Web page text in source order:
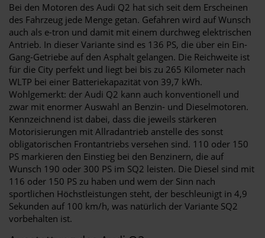
Bei den Motoren des Audi Q2 hat sich seit dem Erscheinen
des Fahrzeug jede Menge getan. Gefahren wird auf Wunsch
auch als e-tron und damit mit einem durchweg elektrischen
Antrieb. In dieser Variante sind es 136 PS, die über ein Ein-
Gang-Getriebe auf den Asphalt gelangen. Die Reichweite ist
für die City perfekt und liegt bei bis zu 265 Kilometer nach
WLTP bei einer Batteriekapazität von 39,7 kWh.
Wohlgemerkt: der Audi Q2 kann auch konventionell und
zwar mit enormer Auswahl an Benzin- und Dieselmotoren.
Kennzeichnend ist dabei, dass die jeweils stärkeren
Motorisierungen mit Allradantrieb anstelle des sonst
obligatorischen Frontantriebs versehen sind. 110 oder 150
PS markieren den Einstieg bei den Benzinern, die auf
Wunsch 190 oder 300 PS im SQ2 leisten. Die Diesel sind mit
116 oder 150 PS zu haben und wem der Sinn nach
sportlichen Höchstleistungen steht, der beschleunigt in 4,9
Sekunden auf 100 km/h, was natürlich der Variante SQ2
vorbehalten ist.